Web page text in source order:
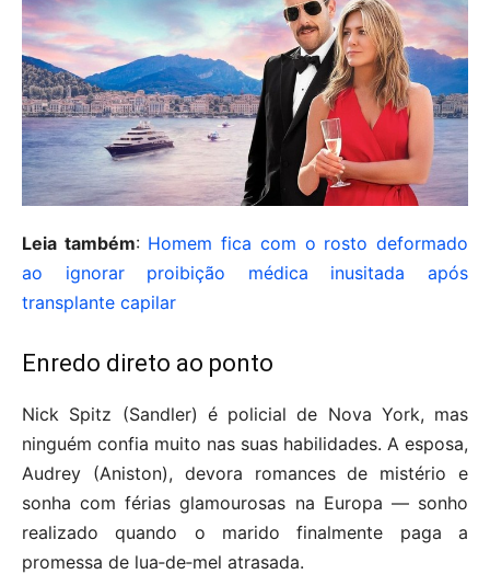
Leia também: Homem fica com o rosto deformado
ao ignorar proibição médica inusitada após
transplante capilar
Enredo direto ao ponto
Nick Spitz (Sandler) é policial de Nova York, mas
ninguém confia muito nas suas habilidades. A esposa,
Audrey (Aniston), devora romances de mistério e
sonha com férias glamourosas na Europa — sonho
realizado quando o marido finalmente paga a
promessa de lua‑de‑mel atrasada.